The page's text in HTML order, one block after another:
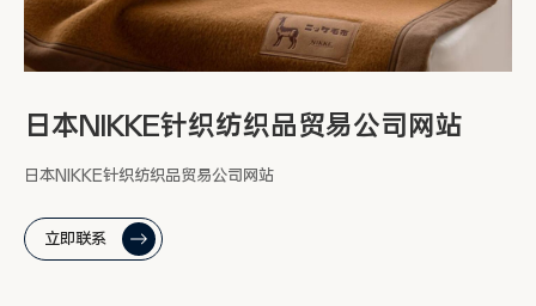
日本NIKKE针织纺织品贸易公司网站
日本NIKKE针织纺织品贸易公司网站
立即联系